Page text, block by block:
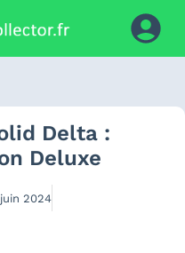
Delta :
Deluxe
2024